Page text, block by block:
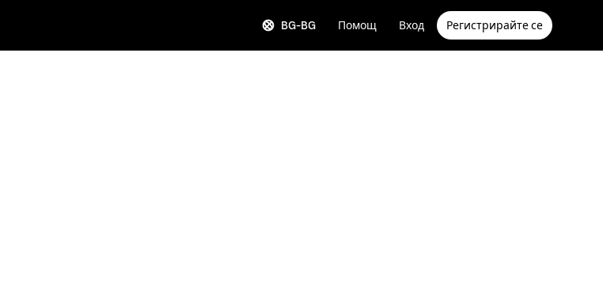
BG-BG Помощ Вход Регистрирайте се